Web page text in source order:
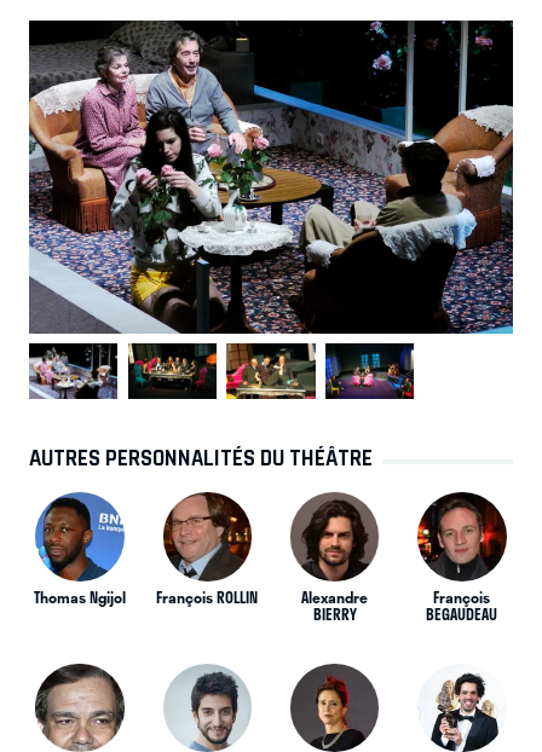
AUTRES PERSONNALITÉS DU THÉÂTRE
Thomas Ngijol François ROLLIN Alexandre
BIERRY
François
BEGAUDEAU